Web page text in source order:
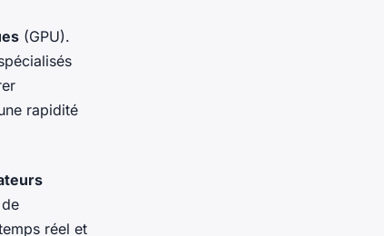
(GPU).
rapidité
réel et